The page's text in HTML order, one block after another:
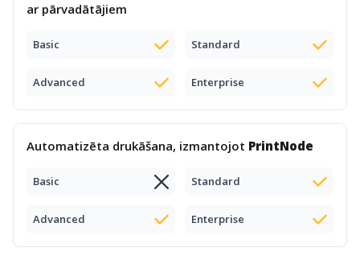
ar pārvadātājiem
Basic Standard
Advanced Enterprise
Automatizēta drukāšana, izmantojot PrintNode
Basic Standard
Advanced Enterprise